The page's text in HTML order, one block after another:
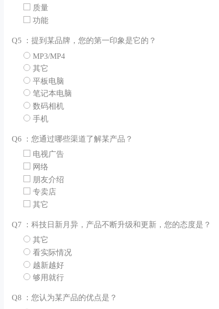
质量
功能
Q5 ：提到某品牌，您的第一印象是它的？
MP3/MP4
其它
平板电脑
笔记本电脑
数码相机
手机
Q6 ：您通过哪些渠道了解某产品？
电视广告
网络
朋友介绍
专卖店
其它
Q7 ：科技日新月异，产品不断升级和更新，您的态度是？
其它
看实际情况
越新越好
够用就行
Q8 ：您认为某产品的优点是？